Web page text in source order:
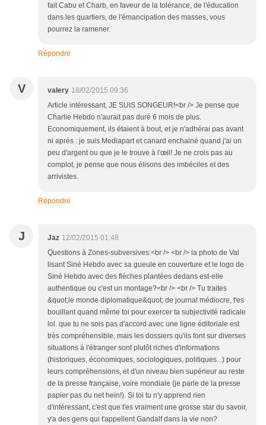
fait Cabu et Charb, en faveur de la tolérance, de l'éducation
dans les quartiers, de l'émancipation des masses, vous
pourrez la ramener.
Répondre
V valery 18/02/2015 09:36
Article intéressant, JE SUIS SONGEUR!<br /> Je pense que
Charlie Hebdo n'aurait pas duré 6 mois de plus.
Economiquement, ils étaient à bout, et je n'adhérai pas avant
ni après : je suis Mediapart et canard enchainé quand j'ai un
peu d'argent ou que je le trouve à l'œil! Je ne crois pas au
complot, je pense que nous élisons des imbéciles et des
arrivistes.
Répondre
J Jaz 12/02/2015 01:48
Questions à Zones-subversives:<br /> <br /> la photo de Val
lisant Siné Hebdo avec sa gueule en couverture et le logo de
Siné Hebdo avec des flèches plantées dedans est-elle
authentique ou c'est un montage?<br /> <br /> Tu traites
&quot;le monde diplomatique&quot; de journal médiocre, t'es
bouillant quand même toi pour exercer ta subjectivité radicale
lol. que tu ne sois pas d'accord avec une ligne éditoriale est
très compréhensible, mais les dossiers qu'ils font sur diverses
situations à l'étranger sont plutôt riches d'informations
(historiques, économiques, sociologiques, politiques...) pour
leurs compréhensions, et d'un niveau bien supérieur au reste
de la presse française, voire mondiale (je parle de la presse
papier pas du net hein!). Si toi tu n'y apprend rien
d'intéressant, c'est que t'es vraiment une grosse star du savoir,
y'a des gens qui t'appellent Gandalf dans la vie non?